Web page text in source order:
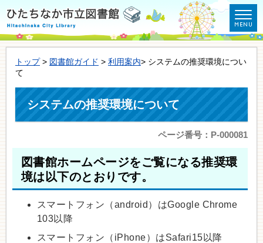
トップ> 図書館ガイド > 利用案内> システムの推奨環境につい
て
システムの推奨環境について
ページ番号：P-000081
図書館ホームページをご覧になる推奨環
境は以下のとおりです。
スマートフォン（android）はGoogle Chrome
103以降
スマートフォン（iPhone）はSafari15以降